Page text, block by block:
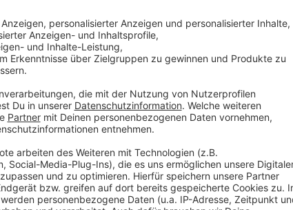
Anmeldung und Kontakt
Anzeige
Interessierte können sich bei Mechthild Alberts unter der
anmelden. Die Anmeldung sollte spätestens am Vortag
Frühstück zu sichern.
Anzeige